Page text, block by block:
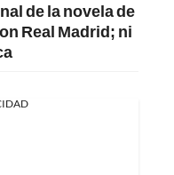
de la novela de
Real Madrid; ni